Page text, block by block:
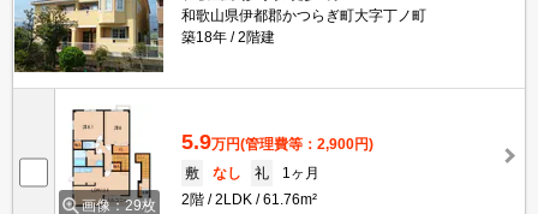
和歌山県伊都郡かつらぎ町大字丁ノ町
築18年
2階建
画像：29枚
5.9万円(管理費等：2,900円)
敷
なし 礼
1ヶ月
2階
2LDK 61.76m²